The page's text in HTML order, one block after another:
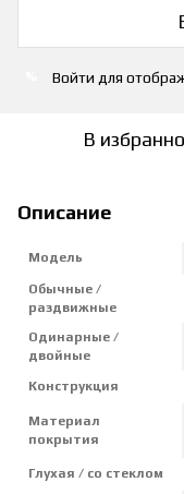
Войти для
В
Описание
Модель
Обычные /
раздвижные
Одинарные /
двойные
Конструкция
Материал
покрытия
Глухая / со стеклом